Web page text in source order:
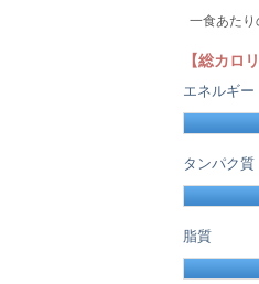
一食あた
【総カロ
エネルギー
タンパク質
脂質